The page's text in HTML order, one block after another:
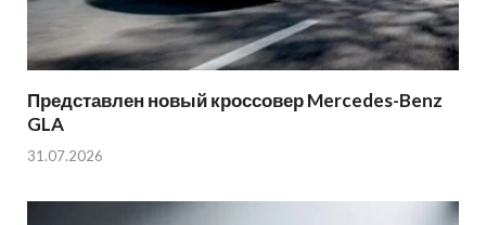
Представлен новый кроссовер Mercedes-Benz
GLA
31.07.2026